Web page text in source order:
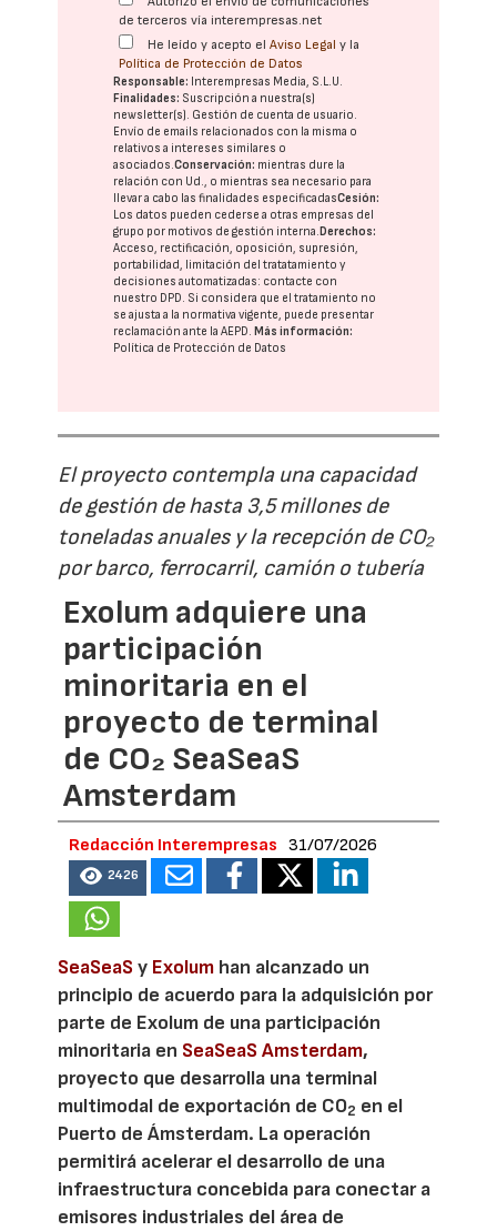
de terceros vía interempresas.net
He leído y acepto elAviso Legal y la
Política de Protección de Datos
Responsable: Interempresas Media, S.L.U.
Finalidades: Suscripción a nuestra(s)
newsletter(s). Gestión de cuenta de usuario.
Envío de emails relacionados con la misma o
relativos a intereses similares o
asociados.Conservación: mientras dure la
relación con Ud., o mientras sea necesario para
llevar a cabo las finalidades especificadasCesión:
Los datos pueden cederse a otras empresas del
grupo por motivos de gestión interna. Derechos:
Acceso, rectificación, oposición, supresión,
portabilidad, limitación del tratatamiento y
decisiones automatizadas: contacte con
nuestro DPD. Si considera que el tratamiento no
se ajusta a la normativa vigente, puede presentar
reclamación ante laAEPD. Más información:
Política de Protección de Datos
El proyecto contempla una capacidad
de gestión de hasta 3,5 millones de
toneladas anuales y la recepción de CO₂
por barco, ferrocarril, camión o tubería
Exolum adquiere una
participación
minoritaria en el
proyecto de terminal
de CO₂ SeaSeaS
Amsterdam
Redacción Interempresas 31/07/2026
2426
SeaSeaSy Exolum han alcanzado un
principio de acuerdo para la adquisición por
parte de Exolum de una participación
minoritaria en SeaSeaS Amsterdam,
proyecto que desarrolla una terminal
multimodal de exportación de CO2 en el
Puerto de Ámsterdam. La operación
permitirá acelerar el desarrollo de una
infraestructura concebida para conectar a
emisores industriales del área de